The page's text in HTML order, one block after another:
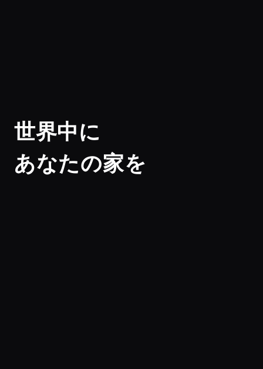
世界中に
あなたの家を